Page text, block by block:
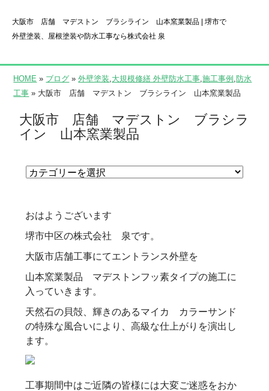
大阪市 店舗 マデストン ブラシライン 山本窯業製品 | 堺市で
外壁塗装、屋根塗装や防水工事なら株式会社 泉
HOME » ブログ »外壁塗装,大規模修繕 外壁防水工事,施工事例 ,防水
工事 » 大阪市 店舗 マデストン ブラシライン 山本窯業製品
大阪市 店舗 マデストン ブラシラ
イン 山本窯業製品
おはようございます
堺市中区の株式会社 泉です。
大阪市店舗工事にてエントランス外壁を
山本窯業製品 マデストンフッ素タイプの施工に
入っていきます。
天然石の貝殻、輝きのあるマイカ カラーサンド
の特殊な風合いにより、高級な仕上がりを演出し
ます。
工事期間中はご近隣の皆様には大変ご迷惑をおか